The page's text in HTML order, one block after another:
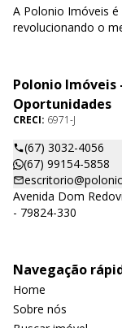
A Polonio Imóveis
revolucionando o
Polonio Imóveis
Oportunidades
CRECI: 6971-J
(67) 3032-4056
(67) 99154-5858
Avenida Dom
- 79824-330
Navegação
Home
Sobre nós